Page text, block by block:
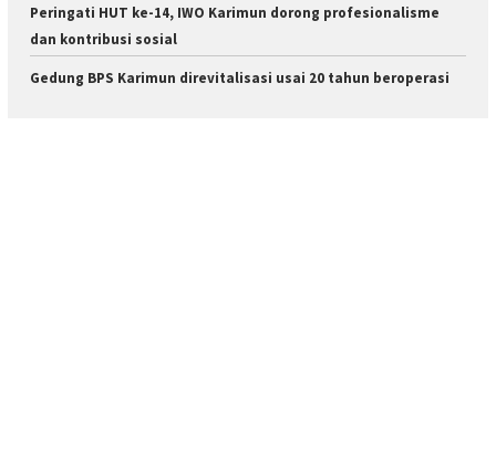
Peringati HUT ke-14, IWO Karimun dorong profesionalisme
dan kontribusi sosial
Gedung BPS Karimun direvitalisasi usai 20 tahun beroperasi